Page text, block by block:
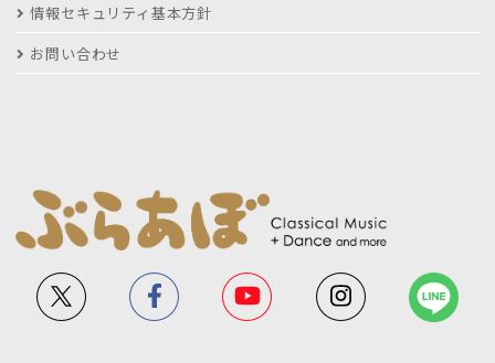
情報セキュリティ基本方針
お問い合わせ